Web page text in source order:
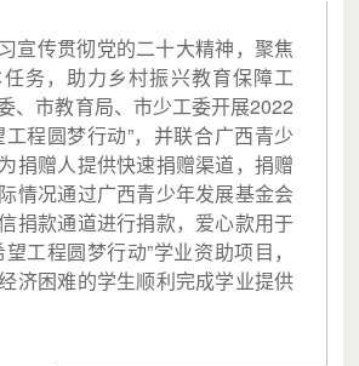
宣传贯彻党的二十大精神，聚焦
务，助力乡村振兴教育保障工
、市教育局、市少工委开展2022
工程圆梦行动”，并联合广西青少
捐赠人提供快速捐赠渠道，捐赠
情况通过广西青少年发展基金会
捐款通道进行捐款，爱心款用于
工程圆梦行动”学业资助项目，
济困难的学生顺利完成学业提供